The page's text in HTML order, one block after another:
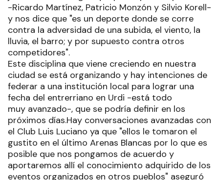
-Ricardo Martínez, Patricio Monzón y Silvio Korell-
y nos dice que "es un deporte donde se corre
contra la adversidad de una subida, el viento, la
lluvia, el barro; y por supuesto contra otros
competidores".
Este disciplina que viene creciendo en nuestra
ciudad se está organizando y hay intenciones de
federar a una institución local para lograr una
fecha del entrerriano en Urdi -está todo
muy avanzado-, que se podría definir en los
próximos días.Hay conversaciones avanzadas con
el Club Luis Luciano ya que "ellos le tomaron el
gustito en el último Arenas Blancas por lo que es
posible que nos pongamos de acuerdo y
aportaremos allí el conocimiento adquirido de los
eventos organizados en otros pueblos" aseguró